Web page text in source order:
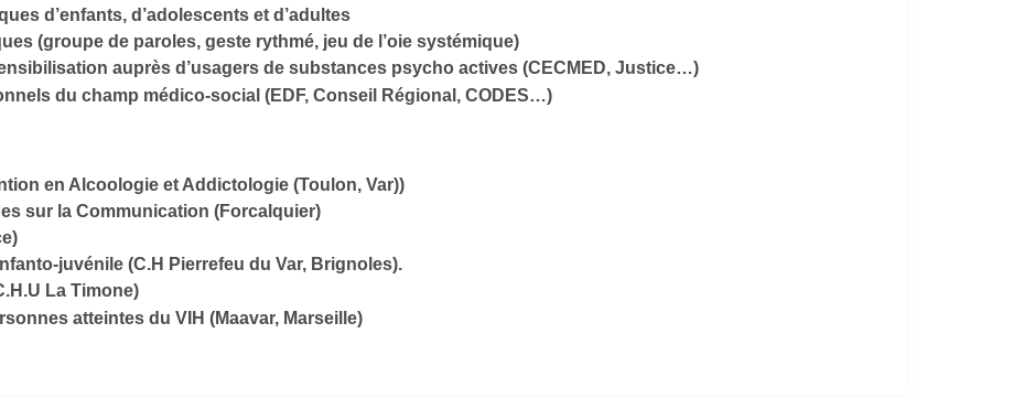
d’enfants, d’adolescents et d’adultes
(groupe de paroles, geste rythmé, jeu de l’oie systémique)
auprès d’usagers de substances psycho actives (CECMED, Justice…)
du champ médico-social (EDF, Conseil Régional, CODES…)
en Alcoologie et Addictologie (Toulon, Var))
sur la Communication (Forcalquier)
juvénile (C.H Pierrefeu du Var, Brignoles).
La Timone)
atteintes du VIH (Maavar, Marseille)